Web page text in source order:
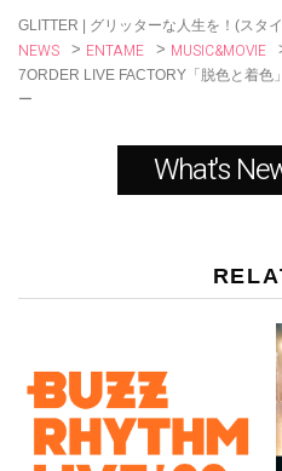
GLITTER | グリッターな人生を！(スタ
NEWS > ENTAME > MUSIC&MOVIE
7ORDER LIVE FACTORY「脱色と着色
ー
What's